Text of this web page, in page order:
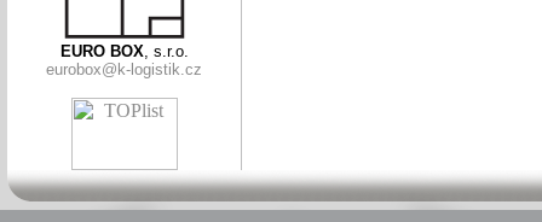
EURO BOX, s.r.o.
eurobox@k-logistik.cz